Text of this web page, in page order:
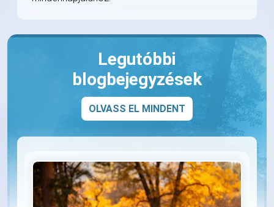
Legutóbbi
blogbejegyzések
OLVASS EL MINDENT